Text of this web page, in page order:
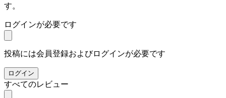
す。
ログインが必要です
投稿には会員登録およびログインが必要です
ログイン
すべてのレビュー